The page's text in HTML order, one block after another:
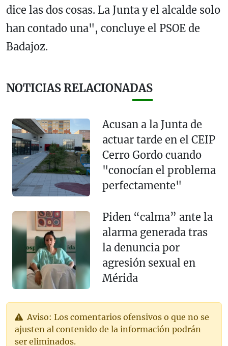
dice las dos cosas. La Junta y el alcalde solo
han contado una", concluye el PSOE de
Badajoz.
NOTICIAS RELACIONADAS
Acusan a la Junta de
actuar tarde en el CEIP
Cerro Gordo cuando
"conocían el problema
perfectamente"
Piden “calma” ante la
alarma generada tras
la denuncia por
agresión sexual en
Mérida
Aviso: Los comentarios ofensivos o que no se
ajusten al contenido de la información podrán
ser eliminados.